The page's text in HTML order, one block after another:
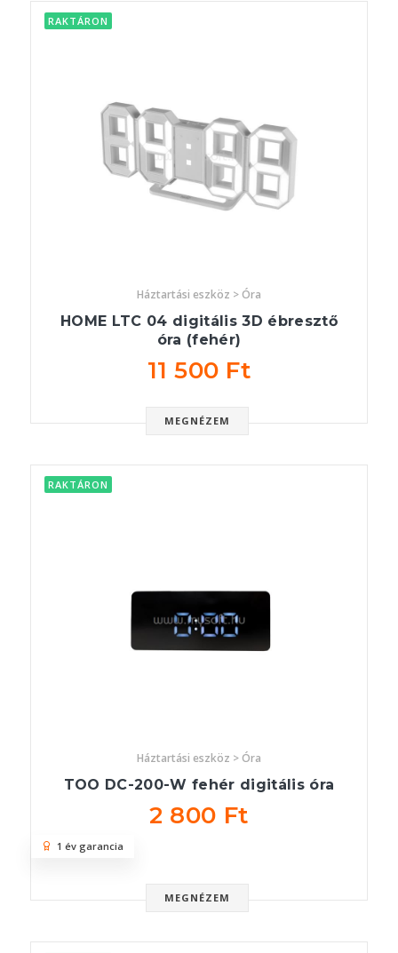
RAKTÁRON
Háztartási eszköz > Óra
HOME LTC 04 digitális 3D ébresztő
óra (fehér)
11 500 Ft
MEGNÉZEM
RAKTÁRON
Háztartási eszköz > Óra
TOO DC-200-W fehér digitális óra
2 800 Ft
MEGNÉZEM
1 év garancia